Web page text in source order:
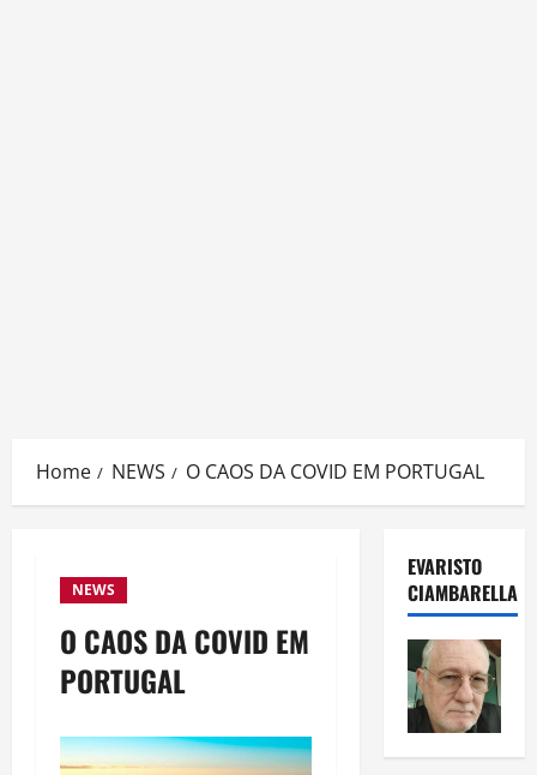
Home NEWS O CAOS DA COVID EM PORTUGAL
NEWS
O CAOS DA COVID EM
PORTUGAL
EVARISTO
CIAMBARELLA